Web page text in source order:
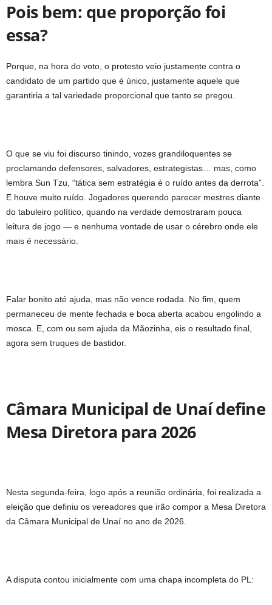
Pois bem: que proporção foi
essa?
Porque, na hora do voto, o protesto veio justamente contra o
candidato de um partido que é único, justamente aquele que
garantiria a tal variedade proporcional que tanto se pregou.
O que se viu foi discurso tinindo, vozes grandiloquentes se
proclamando defensores, salvadores, estrategistas… mas, como
lembra Sun Tzu, “tática sem estratégia é o ruído antes da derrota”.
E houve muito ruído. Jogadores querendo parecer mestres diante
do tabuleiro político, quando na verdade demostraram pouca
leitura de jogo — e nenhuma vontade de usar o cérebro onde ele
mais é necessário.
Falar bonito até ajuda, mas não vence rodada. No fim, quem
permaneceu de mente fechada e boca aberta acabou engolindo a
mosca. E, com ou sem ajuda da Mãozinha, eis o resultado final,
agora sem truques de bastidor.
Câmara Municipal de Unaí define
Mesa Diretora para 2026
Nesta segunda-feira, logo após a reunião ordinária, foi realizada a
eleição que definiu os vereadores que irão compor a Mesa Diretora
da Câmara Municipal de Unaí no ano de 2026.
A disputa contou inicialmente com uma chapa incompleta do PL: